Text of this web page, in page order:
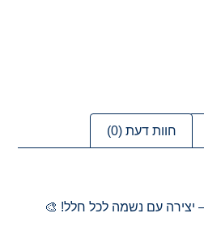
חוות דעת (0)
יצירה עם נשמה לכל חלל! 🎨